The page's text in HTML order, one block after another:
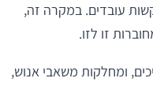
עובדים. במקרה זה,
זו לזו.
ומחלקות משאבי אנוש,